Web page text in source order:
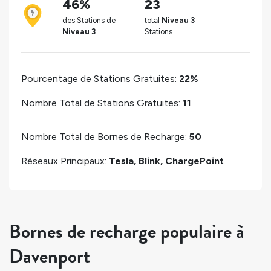
46%
des Stations de
Niveau 3
23
total Niveau 3
Stations
Pourcentage de Stations Gratuites: 22%
Nombre Total de Stations Gratuites: 11
Nombre Total de Bornes de Recharge: 50
Réseaux Principaux: Tesla, Blink, ChargePoint
Bornes de recharge populaire à
Davenport